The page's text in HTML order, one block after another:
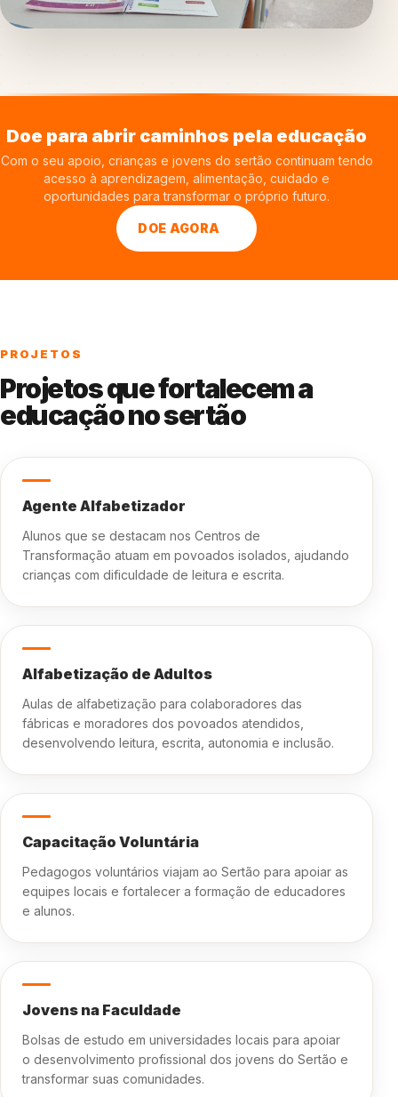
Doe para abrir caminhos pela educação
Com o seu apoio, crianças e jovens do sertão continuam tendo
acesso à aprendizagem, alimentação, cuidado e
oportunidades para transformar o próprio futuro.
DOE AGORA
PROJETOS
Projetos que fortalecem a
educação no sertão
Agente Alfabetizador
Alunos que se destacam nos Centros de
Transformação atuam em povoados isolados, ajudando
crianças com dificuldade de leitura e escrita.
Alfabetização de Adultos
Aulas de alfabetização para colaboradores das
fábricas e moradores dos povoados atendidos,
desenvolvendo leitura, escrita, autonomia e inclusão.
Capacitação Voluntária
Pedagogos voluntários viajam ao Sertão para apoiar as
equipes locais e fortalecer a formação de educadores
e alunos.
Jovens na Faculdade
Bolsas de estudo em universidades locais para apoiar
o desenvolvimento profissional dos jovens do Sertão e
transformar suas comunidades.